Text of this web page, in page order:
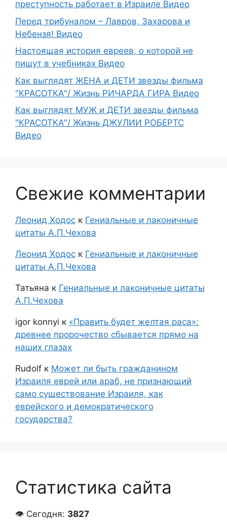
преступность работает в Израиле Видео
Перед трибуналом – Лавров, Захарова и
Небензя! Видео
Настоящая история евреев, о которой не
пишут в учебниках Видео
Как выглядят ЖЕНА и ДЕТИ звезды фильма
"КРАСОТКА"/ Жизнь РИЧАРДА ГИРА Видео
Как выглядят МУЖ и ДЕТИ звезды фильма
"КРАСОТКА"/ Жизнь ДЖУЛИИ РОБЕРТС
Видео
Свежие комментарии
Леонид Ходос к Гениальные и лаконичные
цитаты А.П.Чехова
Леонид Ходос к Гениальные и лаконичные
цитаты А.П.Чехова
Татьяна к Гениальные и лаконичные цитаты
А.П.Чехова
igor konnyi к «Править будет желтая раса»:
древнее пророчество сбывается прямо на
наших глазах
Rudolf к Может ли быть гражданином
Израиля еврей или араб, не признающий
само существование Израиля, как
еврейского и демократического
государства?
Статистика сайта
👁 Сегодня: 3827